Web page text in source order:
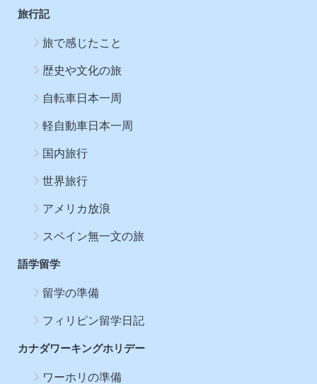
旅行記
旅で感じたこと
歴史や文化の旅
自転車日本一周
軽自動車日本一周
国内旅行
世界旅行
アメリカ放浪
スペイン無一文の旅
語学留学
留学の準備
フィリピン留学日記
カナダワーキングホリデー
ワーホリの準備